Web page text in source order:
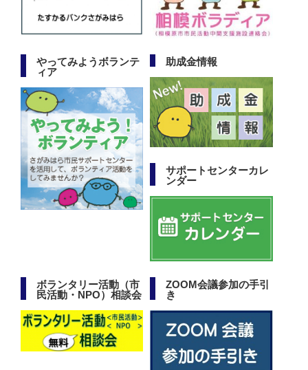
やってみようボランテ
ィア
助成金情報
サポートセンターカレ
ンダー
ボランタリー活動（市
民活動・NPO）相談会
ZOOM会議参加の手引
き